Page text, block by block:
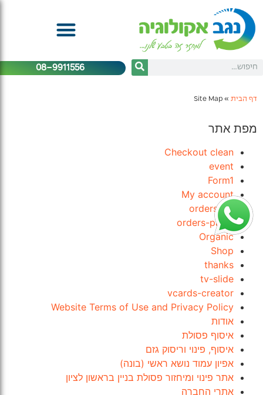
08-9911556
דף הבית »
Site Map
מפת אתר
Checkout clean
event
Form1
My account
orders list
orders-panel
Organic
Shop
thanks
tv-slide
vcards-creator
Website Terms of Use and Privacy Policy
אודות
איסוף פסולת
איסוף, פינוי וריסוק גזם
אפיון עמוד נושא ראשי (בונה)
אתר פינוי ומיחזור פסולת בניין בראשון לציון
אתרי החברה